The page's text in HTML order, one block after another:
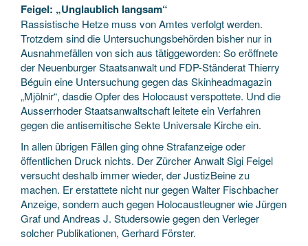
Feigel: „Unglaublich langsam“
Rassistische Hetze muss von Amtes verfolgt werden.
Trotzdem sind die Untersuchungsbehörden bisher nur in
Ausnahmefällen von sich aus tätiggeworden: So eröffnete
der Neuenburger Staatsanwalt und FDP-Ständerat Thierry
Béguin eine Untersuchung gegen das Skinheadmagazin
„Mjölnir“, dasdie Opfer des Holocaust verspottete. Und die
Ausserrhoder Staatsanwaltschaft leitete ein Verfahren
gegen die antisemitische Sekte Universale Kirche ein.
In allen übrigen Fällen ging ohne Strafanzeige oder
öffentlichen Druck nichts. Der Zürcher Anwalt Sigi Feigel
versucht deshalb immer wieder, der JustizBeine zu
machen. Er erstattete nicht nur gegen Walter Fischbacher
Anzeige, sondern auch gegen Holocaustleugner wie Jürgen
Graf und Andreas J. Studersowie gegen den Verleger
solcher Publikationen, Gerhard Förster.